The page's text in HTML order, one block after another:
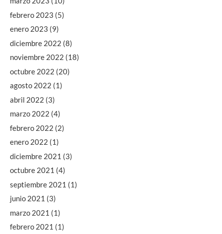
febrero 2023 (5)
enero 2023 (9)
diciembre 2022 (8)
noviembre 2022 (18)
octubre 2022 (20)
agosto 2022 (1)
abril 2022 (3)
marzo 2022 (4)
febrero 2022 (2)
enero 2022 (1)
diciembre 2021 (3)
octubre 2021 (4)
septiembre 2021 (1)
junio 2021 (3)
marzo 2021 (1)
febrero 2021 (1)